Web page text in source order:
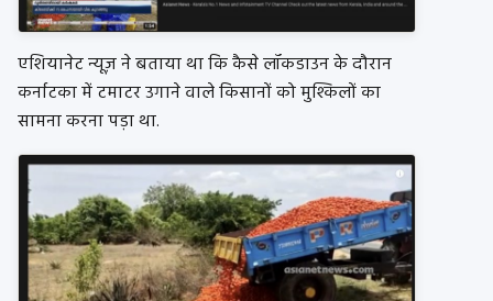
एशियानेट न्यूज़ ने बताया था कि कैसे लॉकडाउन के दौरान
कर्नाटका में टमाटर उगाने वाले किसानों को मुश्किलों का
सामना करना पड़ा था.